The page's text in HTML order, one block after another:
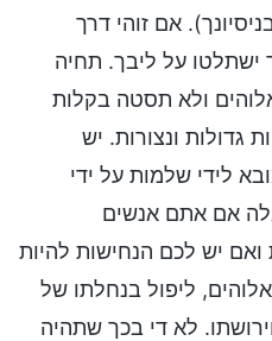
אם זוהי דרך
על ליבך. תחיה
ולא תסטה בקלות
גדולות ונצורות. יש
לידי שלמות על ידי
אם אתם אנשים
יש לכם הנחישות להיות
ליפול בנחלתו של
לא די בכך שתהיה